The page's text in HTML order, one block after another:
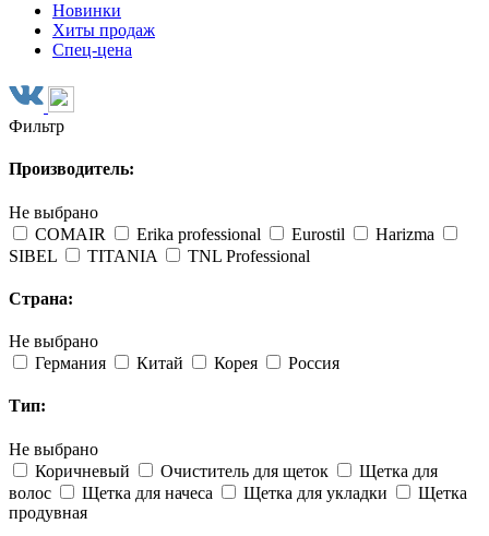
Новинки
Хиты продаж
Спец-цена
Фильтр
Производитель:
Не выбрано
COMAIR
Erika professional Eurostil
Harizma
SIBEL
TITANIA TNL Professional
Страна:
Не выбрано
Германия
Китай Корея Россия
Тип:
Не выбрано
Коричневый
Очиститель для щеток
Щетка для
волос
Щетка для начеса Щетка для укладки
Щетка
продувная